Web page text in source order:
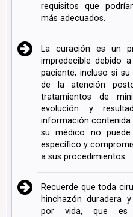
requisitos que
más adecuados.
La curación es un
impredecible debido
paciente; incluso si
de la atención
tratamientos de
evolución y
información
su médico no puede
específico y
a sus procedimientos.
Recuerde que toda
hinchazón duradera
por vida, que es